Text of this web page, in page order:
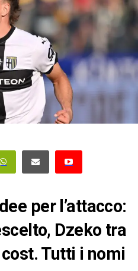
per l’attacco:
Dzeko tra
Tutti i nomi